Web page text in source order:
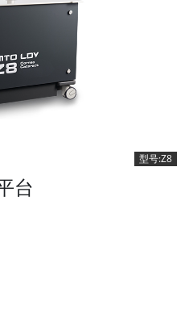
台
型号:Z8